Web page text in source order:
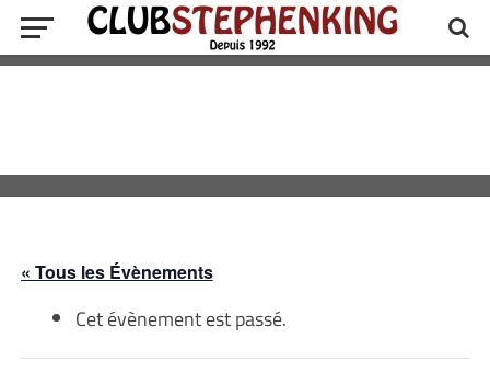
« Tous les Évènements
Cet évènement est passé.